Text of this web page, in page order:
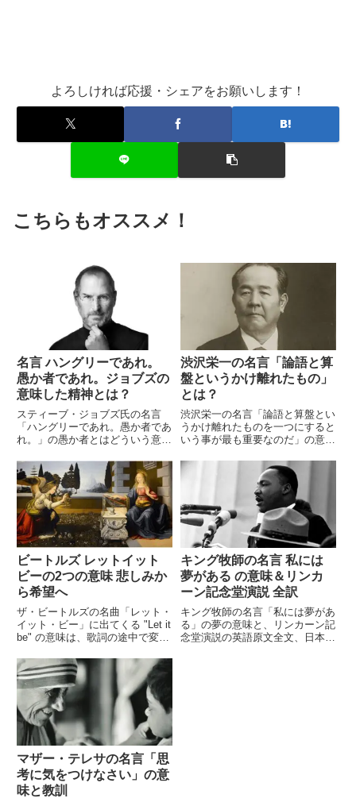
よろしければ応援・シェアをお願いします！
こちらもオススメ！
名言 ハングリーであれ。
愚か者であれ。ジョブズの
意味した精神とは？
スティーブ・ジョブズ氏の名言
「ハングリーであれ。愚か者であ
れ。」の愚か者とはどういう意味
ーチの前後から考察します。
渋沢栄一の名言「論語と算
盤というかけ離れたもの」
とは？
渋沢栄一の名言「論語と算盤とい
うかけ離れたものを一つにすると
いう事が最も重要なのだ」の意味
事についてご紹介します。渋沢の
思想は現代にも受け継がれ、大河
ドラマの主人公や新一万円札の肖
像画に選ばれ、今また注目を集め
ています。
ビートルズ レットイット
ビーの2つの意味 悲しみか
ら希望へ
ザ・ビートルズの名曲「レット・
イット・ビー」に出てくる "Let it
be" の意味は、歌詞の途中で変わ
るわよ、これ以上悩まないで」と
いう慰めの言葉であり、第3連で
は曲の作られた当時の……
キング牧師の名言 私には
夢がある の意味＆リンカ
ーン記念堂演説 全訳
キング牧師の名言「私には夢があ
る」の夢の意味と、リンカーン記
念堂演説の英語原文全文、日本語
マザー・テレサの名言「思
考に気をつけなさい」の意
味と教訓